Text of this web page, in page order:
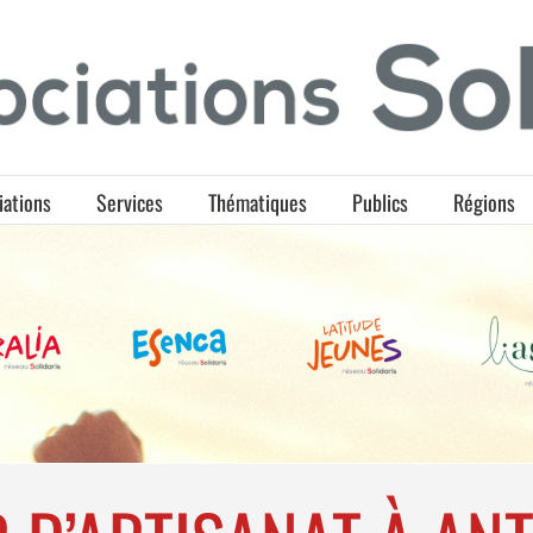
Services Thématiques Publics Régions